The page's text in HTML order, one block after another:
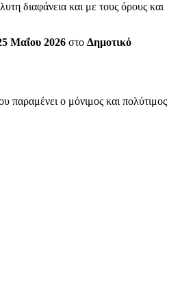
διαφάνεια και με τους όρους και
Μαΐου 2026 στο Δημοτικό
παραμένει ο μόνιμος και πολύτιμος